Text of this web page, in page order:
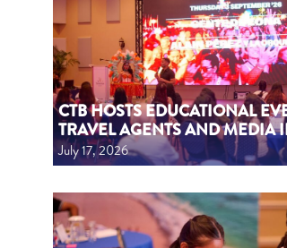
CTB HOSTS EDUCATIONAL
TRAVEL AGENTS AND MEDIA
July 17, 2026